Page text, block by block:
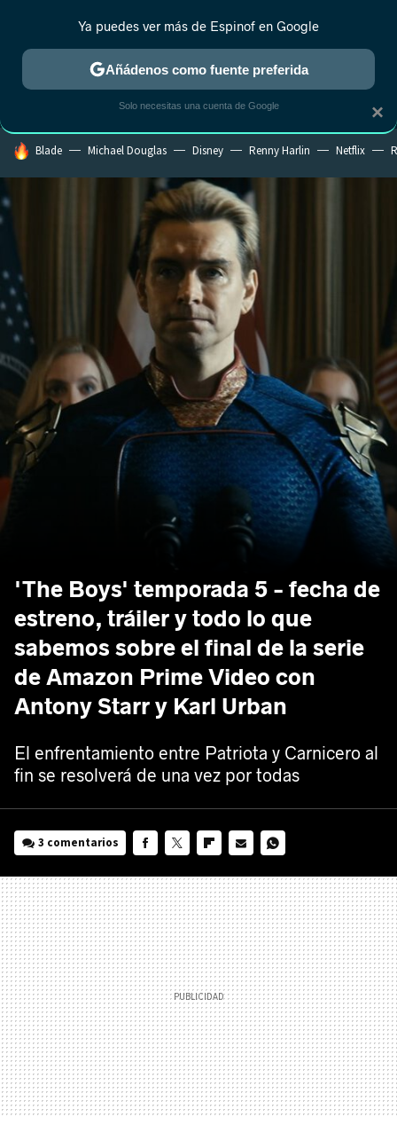
MENÚ NUEVO
ESTRENOS REALITY ANIME RANKINGS CINE
HOY SE HABLA DE
Blade Michael Douglas Disney Renny Harlin Netflix
'The Boys' temporada 5 - fecha de
estreno, tráiler y todo lo que
sabemos sobre el final de la serie
de Amazon Prime Video con
Antony Starr y Karl Urban
El enfrentamiento entre Patriota y Carnicero al
fin se resolverá de una vez por todas
3 comentarios
MAIL
×
Ya puedes ver más de Espinof en Google
Añádenos como fuente preferida
Solo necesitas una cuenta de Google